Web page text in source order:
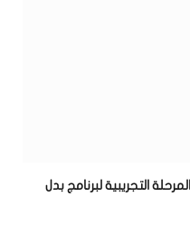
التجريبية لبرنامج بدل